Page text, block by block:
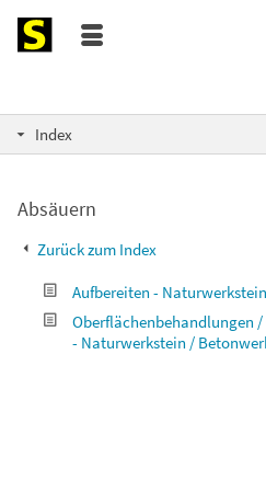
Index
Absäuern
Zurück zum Index
Aufbereiten -
Oberflächenbehandlungen
- Naturwerkstein /